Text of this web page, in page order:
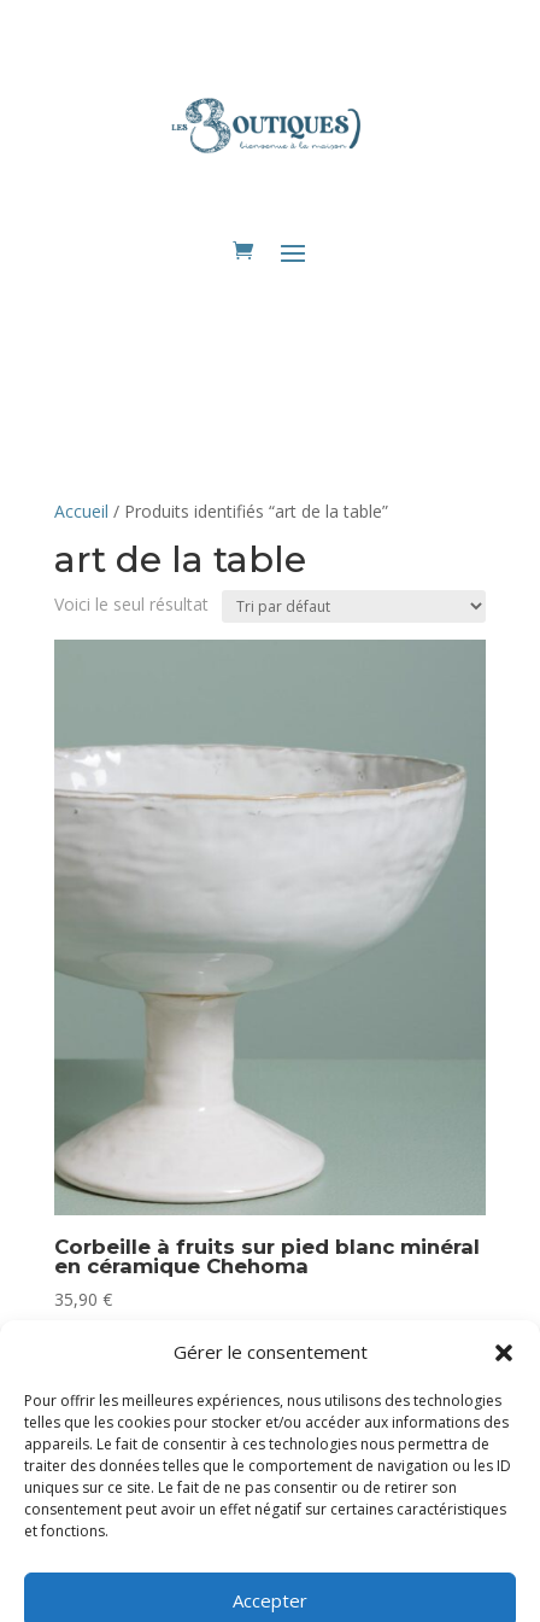
Gérer le consentement
Pour offrir les meilleures expériences, nous utilisons des technologies
telles que les cookies pour stocker et/ou accéder aux informations des
appareils. Le fait de consentir à ces technologies nous permettra de
traiter des données telles que le comportement de navigation ou les ID
uniques sur ce site. Le fait de ne pas consentir ou de retirer son
consentement peut avoir un effet négatif sur certaines caractéristiques
et fonctions.
Accepter
Accueil / Produits identifiés “art de la table”
art de la table
Voici le seul résultat
Corbeille à fruits sur pied blanc minéral
en céramique Chehoma
35,90 €